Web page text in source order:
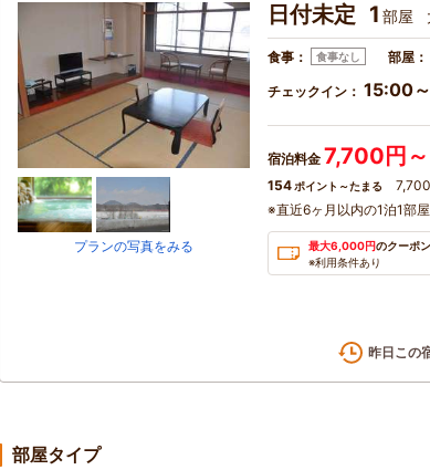
プランの写真をみる
日付未定 1 部屋
食事： 食事なし 部屋：
チェックイン： 15:00
宿泊料金 7,700円～
154 ポイント～たまる 7,700
※直近6ヶ月以内の1泊1部
最大6,000円のクーポ
※利用条件あり
昨日この
部屋タイプ